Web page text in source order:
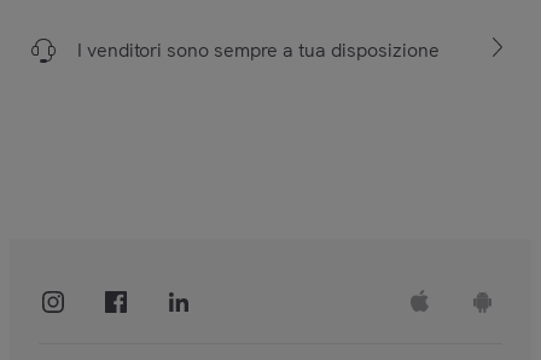
I venditori sono sempre a tua disposizione